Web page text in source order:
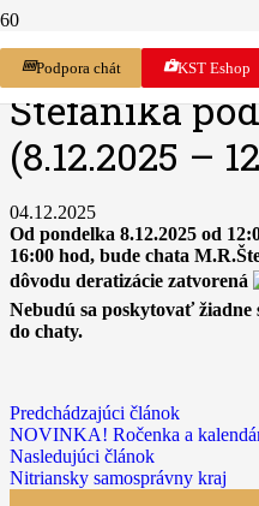
moneyPodpora chát shopKST Eshop
Deratizácia
Štefánika
(8.12.2025 –
04.12.2025
Od pondelka 8.12.2025 od
16:00 hod, bude chata
dôvodu deratizácie zatvorená
Nebudú sa poskytovať žiadne
do chaty.
Predchádzajúci článok
NOVINKA! Ročenka a
Nasledujúci článok
Nitriansky samosprávny kraj